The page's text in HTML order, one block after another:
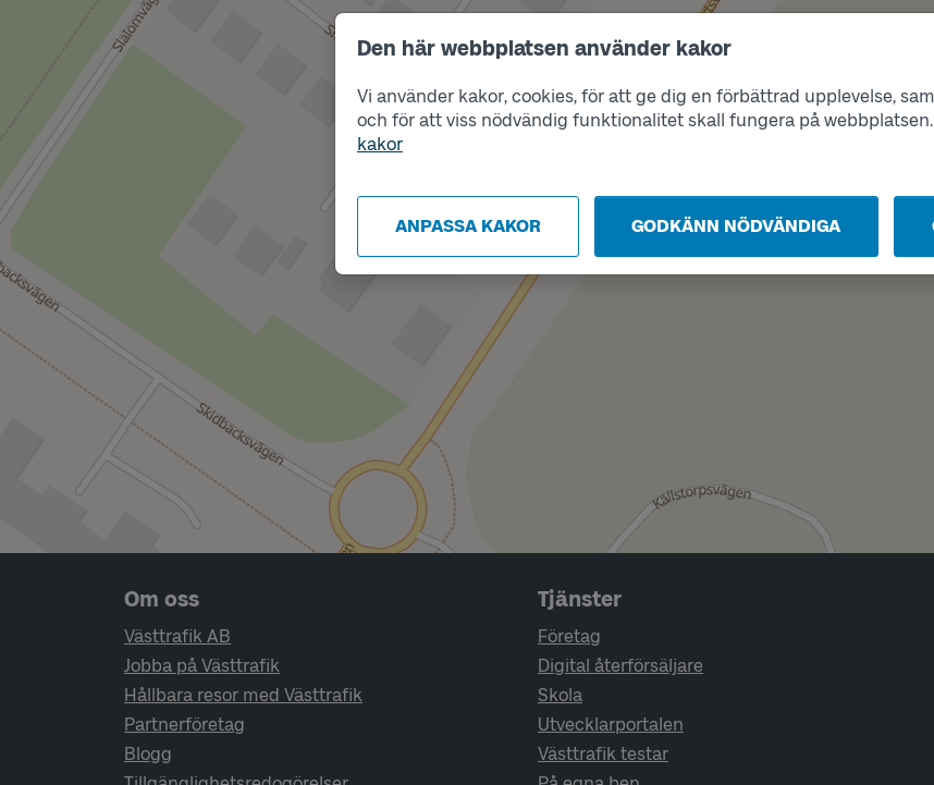
Den här webbplatsen använder kakor
Vi använder kakor, cookies, för att ge dig en förbättrad upplevelse,
och för att viss nödvändig funktionalitet skall fungera på webbplatsen.
kakor
ANPASSA KAKOR GODKÄNN NÖDVÄNDIGA
Sidfotsnavigering
Om oss
Västtrafik AB
Jobba på Västtrafik
Hållbara resor med Västtrafik
Partnerföretag
Blogg
Tjänster
Företag
Digital återförsäljare
Skola
Utvecklarportalen
Västtrafik testar